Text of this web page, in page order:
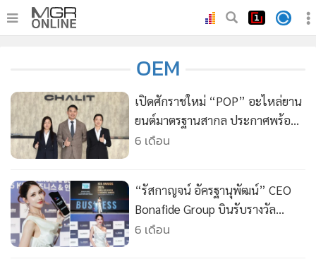
• ภาคใต้
ภูมิภาค
• Online Section
• บันเทิง
• ผู้จัดการรายวัน
• คอลัมนิสต์
• ละคร
• CbizReview
OEM
เปิดศักราชใหม่ “POP” อะไหล่ยาน
ยนต์มาตรฐานสากล ประกาศพร้อม
ลุยปีม้าทอง ตอกย้ำอะไหล่คุณภาพ
6 เดือน
“รัสกาญจน์ อัครฐานุพัฒน์” CEO
Bonafide Group บินรับรางวัล
Korea influencer & Business
6 เดือน